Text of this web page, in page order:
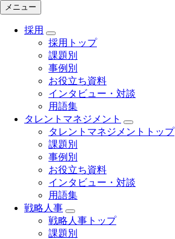
メニュー
採用
採用トップ
課題別
事例別
お役立ち資料
インタビュー・対談
用語集
タレントマネジメント
タレントマネジメントトップ
課題別
事例別
お役立ち資料
インタビュー・対談
用語集
戦略人事
戦略人事トップ
課題別